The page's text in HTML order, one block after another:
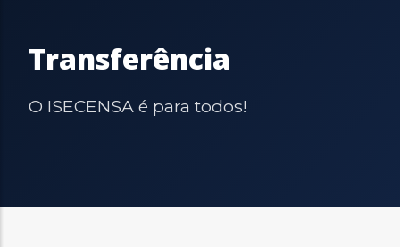
Transferência
O ISECENSA é para todos!